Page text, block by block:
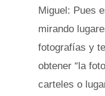
Miguel: Pues
mirando
fotografías y
obtener “la
carteles o